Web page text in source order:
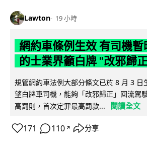
Lawton 19 小時
網約車條例生效 有司機
的士業界籲白牌 "改邪歸
規管網約車法例大部分條文已於 8 月 3 日
望白牌車司機，能夠「改邪歸正」回流駕
高罰則，首次定罪最高罰款...
閱讀全文
171 110 ↗ 分享